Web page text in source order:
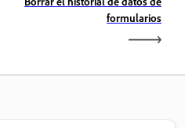
formularios